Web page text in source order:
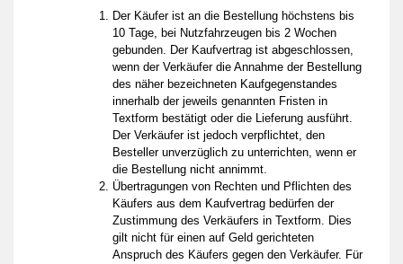
Der Käufer ist an die Bestellung höchstens bis
10 Tage, bei Nutzfahrzeugen bis 2 Wochen
gebunden. Der Kaufvertrag ist abgeschlossen,
wenn der Verkäufer die Annahme der Bestellung
des näher bezeichneten Kaufgegenstandes
innerhalb der jeweils genannten Fristen in
Textform bestätigt oder die Lieferung ausführt.
Der Verkäufer ist jedoch verpflichtet, den
Besteller unverzüglich zu unterrichten, wenn er
die Bestellung nicht annimmt.
Übertragungen von Rechten und Pflichten des
Käufers aus dem Kaufvertrag bedürfen der
Zustimmung des Verkäufers in Textform. Dies
gilt nicht für einen auf Geld gerichteten
Anspruch des Käufers gegen den Verkäufer. Für